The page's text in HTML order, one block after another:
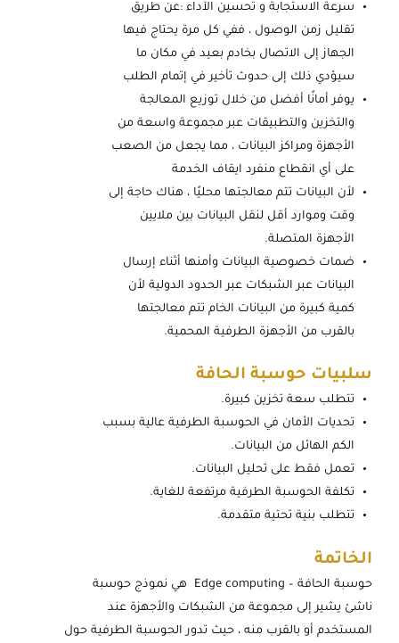
سرعة الاستجابة و تحسين الآداء :عن طريق
تقليل زمن الوصول ، ففي كل مرة يحتاج فيها
الجهاز إلى الاتصال بخادم بعيد في مكان ما
سيؤدي ذلك إلى حدوث تأخير في إتمام الطلب
يوفر أمانًا أفضل من خلال توزيع المعالجة
والتخزين والتطبيقات عبر مجموعة واسعة من
الأجهزة ومراكز البيانات ، مما يجعل من الصعب
على أي انقطاع منفرد ايقاف الخدمة
لأن البيانات تتم معالجتها محليًا ، هناك حاجة إلى
وقت وموارد أقل لنقل البيانات بين ملايين
الأجهزة المتصلة.
ضمات خصوصية البيانات وأمنها أثناء إرسال
البيانات عبر الشبكات عبر الحدود الدولية لأن
كمية كبيرة من البيانات الخام تتم معالجتها
بالقرب من الأجهزة الطرفية المحمية.
سلبيات حوسبة الحافة
تتطلب سعة تخزين كبيرة.
تحديات الأمان في الحوسبة الطرفية عالية بسبب
الكم الهائل من البيانات.
تعمل فقط على تحليل البيانات.
تكلفة الحوسبة الطرفية مرتفعة للغاية.
تتطلب بنية تحتية متقدمة.
الخاتمة
حوسبة الحافة – Edge computing هي نموذج حوسبة
ناشئ يشير إلى مجموعة من الشبكات والأجهزة عند
المستخدم أو بالقرب منه ، حيث تدور الحوسبة الطرفية حول